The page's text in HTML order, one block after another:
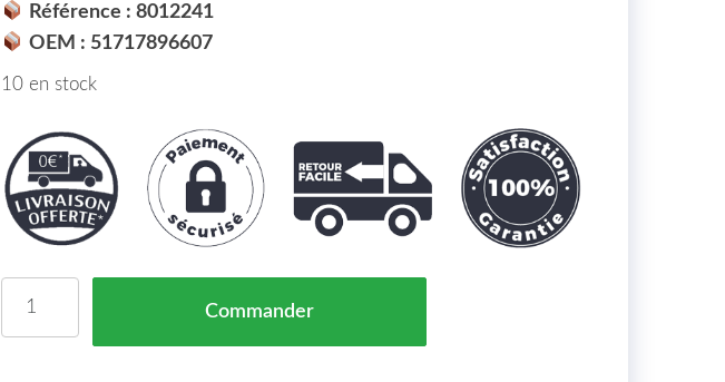
Référence : 8012241
OEM : 51717896607
10 en stock
Commander